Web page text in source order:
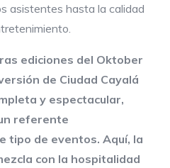
asistentes hasta la calidad
ediciones del Oktober
de Ciudad Cayalá
y espectacular,
referente
tipo de eventos. Aquí, la
con la hospitalidad